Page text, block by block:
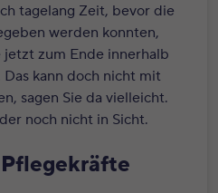
tagelang Zeit, bevor die
werden konnten,
zum Ende innerhalb
kann doch nicht mit
sagen Sie da vielleicht.
noch nicht in Sicht.